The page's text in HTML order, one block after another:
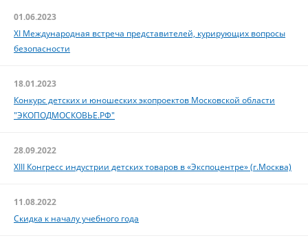
01.06.2023
XI Международная встреча представителей, курирующих вопросы
безопасности
18.01.2023
Конкурс детских и юношеских экопроектов Московской области
"ЭКОПОДМОСКОВЬЕ.РФ"
28.09.2022
XIII Конгресс индустрии детских товаров в «Экспоцентре» (г.Москва)
11.08.2022
Скидка к началу учебного года